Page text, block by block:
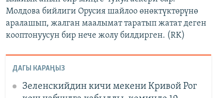
Молдова бийлиги Орусия шайлоо өнөктүктөрүнө
аралашып, жалган маалымат таратып жатат деген
кооптонуусун бир нече жолу билдирген. (RK)
ДАГЫ КАРАҢЫЗ
Зеленскийдин кичи мекени Кривой Рог